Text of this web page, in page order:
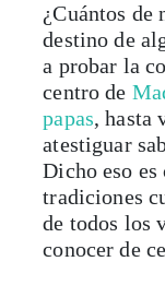
¿Cuántos de
destino de
a probar la
centro de
papas,
atestiguar
Dicho eso
tradiciones
de todos los
conocer de